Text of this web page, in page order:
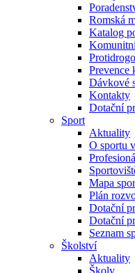
Romská
Katalog
Prevence
Dávkové
Kontakty
Dotační
Sport
Aktuality
O sportu
Mapa
Plán
Dotační
Dotační
Seznam
Školství
Aktuality